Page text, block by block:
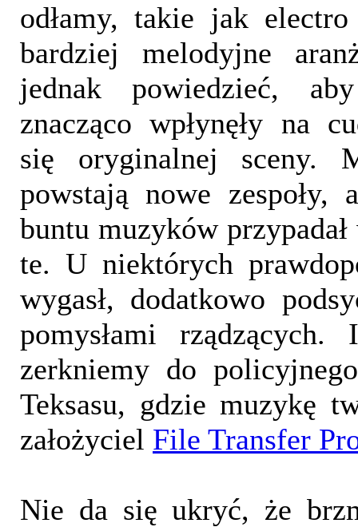
odłamy, takie jak
bardziej melodyjne
jednak powiedzieć,
znacząco wpłynęły na
się oryginalnej sceny.
powstają nowe zespoły,
buntu muzyków przypadał
te. U niektórych
wygasł, dodatkowo
pomysłami
zerkniemy do
Teksasu, gdzie muzykę
założyciel File Transfer
Nie da się ukryć, że